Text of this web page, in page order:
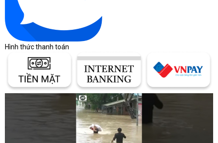
Hình thức thanh toán